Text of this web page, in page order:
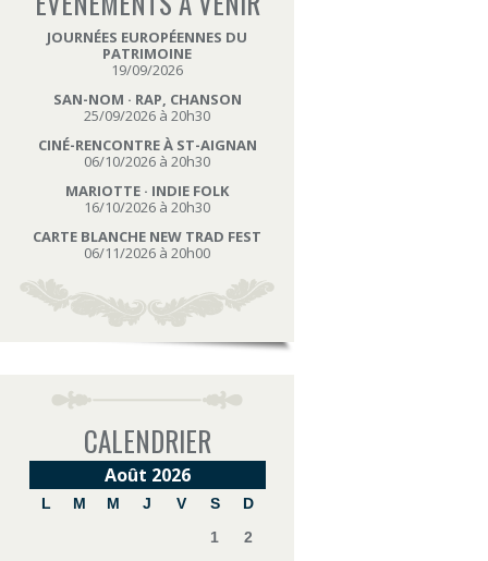
JOURNÉES EUROPÉENNES DU
PATRIMOINE
19/09/2026
SAN-NOM · RAP, CHANSON
25/09/2026 à 20h30
CINÉ-RENCONTRE À ST-AIGNAN
06/10/2026 à 20h30
MARIOTTE · INDIE FOLK
16/10/2026 à 20h30
CARTE BLANCHE NEW TRAD FEST
06/11/2026 à 20h00
CALENDRIER
Août 2026
L M M J V S
D
1
2